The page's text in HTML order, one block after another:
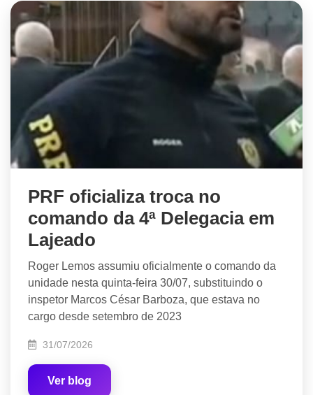
PRF oficializa troca no
comando da 4ª Delegacia em
Lajeado
Roger Lemos assumiu oficialmente o comando da
unidade nesta quinta-feira 30/07, substituindo o
inspetor Marcos César Barboza, que estava no
cargo desde setembro de 2023
31/07/2026
Ver blog